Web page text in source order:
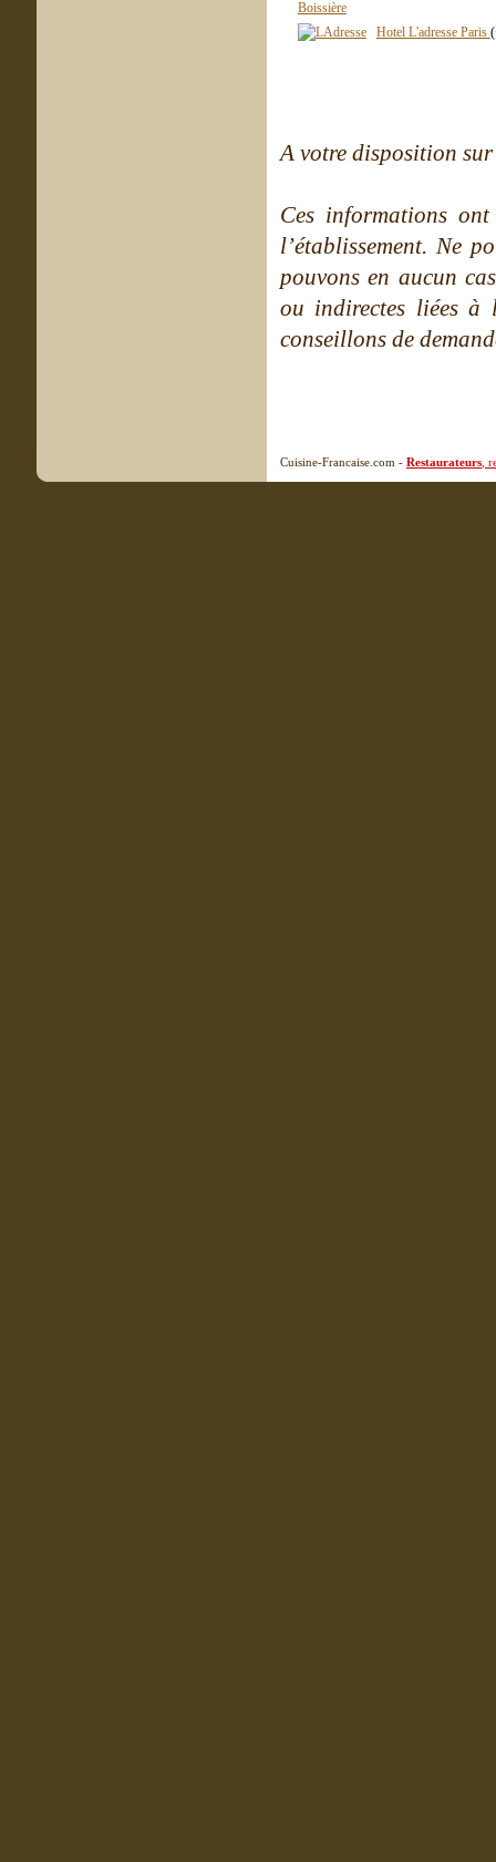
Hotel L'adresse Paris
A votre disposition
Ces informations
l’établissement. Ne
pouvons en aucun
ou indirectes liées à
conseillons de
Cuisine-Francaise.com - Restaurateurs ,